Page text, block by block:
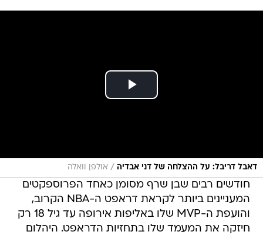
דאבל דריבל: על ההצלחה של דני אבדיה / אולפן וואלה
חודשים רבים שבן שרף מסומן כאחד הפרוספקטים
המעניינים ביותר לקראת דראפט ה-NBA הקרוב,
והועפת ה-MVP שלו באליפות אירופה עד גיל 18 רק
חיזקה את המעמד שלו בתחזיות הדראפט. היהלום